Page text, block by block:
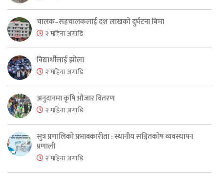
चालक–सहचालकलाई दश लाखको दुर्घटना बिमा
२ महिना अगाडि
विद्यार्थीलाई झोला
२ महिना अगाडि
अनुदानमा कृषि औजार वितरण
२ महिना अगाडि
सुत्र प्रणालिको प्रभावकारीता : स्थानीय सञ्चितकोष व्यवस्थापन
प्रणाली
२ महिना अगाडि